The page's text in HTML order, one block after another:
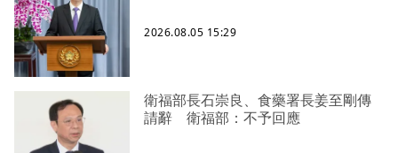
2026.08.05 15:29
衛福部長石崇良、食藥署長姜至剛傳
請辭 衛福部：不予回應